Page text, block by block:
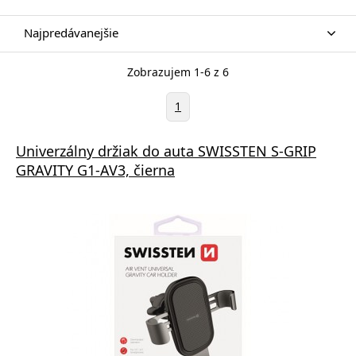
Najpredávanejšie
Zobrazujem 1-6 z 6
1
Univerzálny držiak do auta SWISSTEN S-GRIP
GRAVITY G1-AV3, čierna